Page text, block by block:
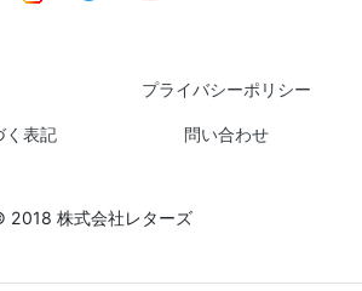
プライバシーポリシー
く表記 問い合わせ
2018 株式会社レターズ